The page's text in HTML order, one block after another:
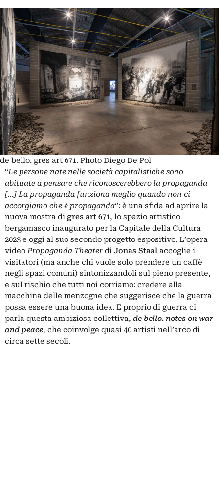
de bello. gres art 671. Photo Diego De Pol
“Le persone nate nelle società capitalistiche sono
abituate a pensare che riconoscerebbero la propaganda
[…] La propaganda funziona meglio quando non ci
accorgiamo che è propaganda”: è una sfida ad aprire la
nuova mostra di gres art 671, lo spazio artistico
bergamasco inaugurato per la Capitale della Cultura
2023 e oggi al suo secondo progetto espositivo. L’opera
videoPropaganda Theater di Jonas Staal accoglie i
visitatori (ma anche chi vuole solo prendere un caffè
negli spazi comuni) sintonizzandoli sul pieno presente,
e sul rischio che tutti noi corriamo: credere alla
macchina delle menzogne che suggerisce che la guerra
possa essere una buona idea. E proprio di guerra ci
parla questa ambiziosa collettiva, de bello. notes on war
and peace, che coinvolge quasi 40 artisti nell’arco di
circa sette secoli.